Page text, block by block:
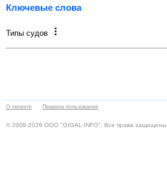
Ключевые слова
Типы судов
О проекте Правила пользования
© 2008-2026 ООО "GIGAL-INFO". Все права защищены.